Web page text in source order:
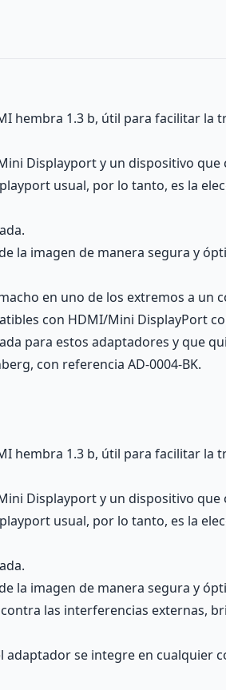
hembra 1.3 b, útil para facilitar la
Displayport y un dispositivo
usual, por lo tanto, es la
la imagen de manera segura y
en uno de los extremos a un
con HDMI/Mini DisplayPort
para estos adaptadores y que
con referencia AD-0004-BK.
hembra 1.3 b, útil para facilitar la
Displayport y un dispositivo
usual, por lo tanto, es la
la imagen de manera segura y
las interferencias externas,
se integre en cualquier